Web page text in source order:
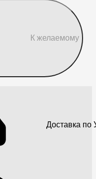
К желаемому
Доставка по